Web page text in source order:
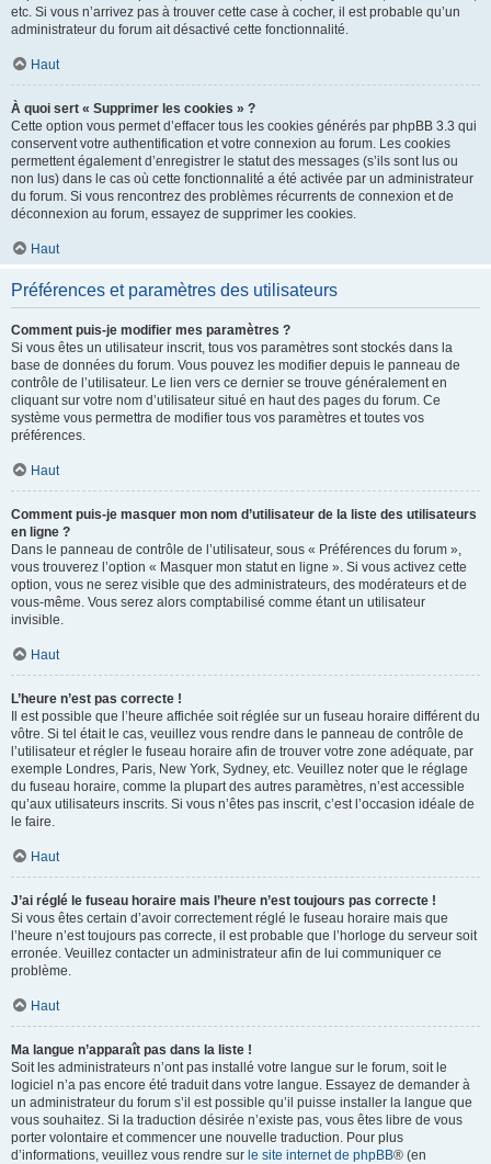
etc. Si vous n’arrivez pas à trouver cette case à cocher, il est probable qu’un
administrateur du forum ait désactivé cette fonctionnalité.
Haut
À quoi sert « Supprimer les cookies » ?
Cette option vous permet d’effacer tous les cookies générés par phpBB 3.3 qui
conservent votre authentification et votre connexion au forum. Les cookies
permettent également d’enregistrer le statut des messages (s’ils sont lus ou
non lus) dans le cas où cette fonctionnalité a été activée par un administrateur
du forum. Si vous rencontrez des problèmes récurrents de connexion et de
déconnexion au forum, essayez de supprimer les cookies.
Haut
Préférences et paramètres des utilisateurs
Comment puis-je modifier mes paramètres ?
Si vous êtes un utilisateur inscrit, tous vos paramètres sont stockés dans la
base de données du forum. Vous pouvez les modifier depuis le panneau de
contrôle de l’utilisateur. Le lien vers ce dernier se trouve généralement en
cliquant sur votre nom d’utilisateur situé en haut des pages du forum. Ce
système vous permettra de modifier tous vos paramètres et toutes vos
préférences.
Haut
Comment puis-je masquer mon nom d’utilisateur de la liste des utilisateurs
en ligne ?
Dans le panneau de contrôle de l’utilisateur, sous « Préférences du forum »,
vous trouverez l’option « Masquer mon statut en ligne ». Si vous activez cette
option, vous ne serez visible que des administrateurs, des modérateurs et de
vous-même. Vous serez alors comptabilisé comme étant un utilisateur
invisible.
Haut
L’heure n’est pas correcte !
Il est possible que l’heure affichée soit réglée sur un fuseau horaire différent du
vôtre. Si tel était le cas, veuillez vous rendre dans le panneau de contrôle de
l’utilisateur et régler le fuseau horaire afin de trouver votre zone adéquate, par
exemple Londres, Paris, New York, Sydney, etc. Veuillez noter que le réglage
du fuseau horaire, comme la plupart des autres paramètres, n’est accessible
qu’aux utilisateurs inscrits. Si vous n’êtes pas inscrit, c’est l’occasion idéale de
le faire.
Haut
J’ai réglé le fuseau horaire mais l’heure n’est toujours pas correcte !
Si vous êtes certain d’avoir correctement réglé le fuseau horaire mais que
l’heure n’est toujours pas correcte, il est probable que l’horloge du serveur soit
erronée. Veuillez contacter un administrateur afin de lui communiquer ce
problème.
Haut
Ma langue n’apparaît pas dans la liste !
Soit les administrateurs n’ont pas installé votre langue sur le forum, soit le
logiciel n’a pas encore été traduit dans votre langue. Essayez de demander à
un administrateur du forum s’il est possible qu’il puisse installer la langue que
vous souhaitez. Si la traduction désirée n’existe pas, vous êtes libre de vous
porter volontaire et commencer une nouvelle traduction. Pour plus
d’informations, veuillez vous rendre sur le site internet de phpBB® (en